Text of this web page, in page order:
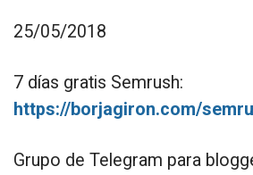
25/05/2018
7 días gratis Semrush:
https://borjagiron.com/
Grupo de Telegram para